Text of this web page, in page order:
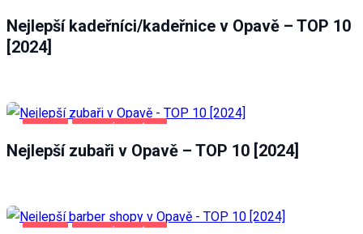
Nejlepší kadeřníci/kadeřnice v Opavě – TOP 10
[2024]
Nejlepší zubaři v Opavě – TOP 10 [2024]